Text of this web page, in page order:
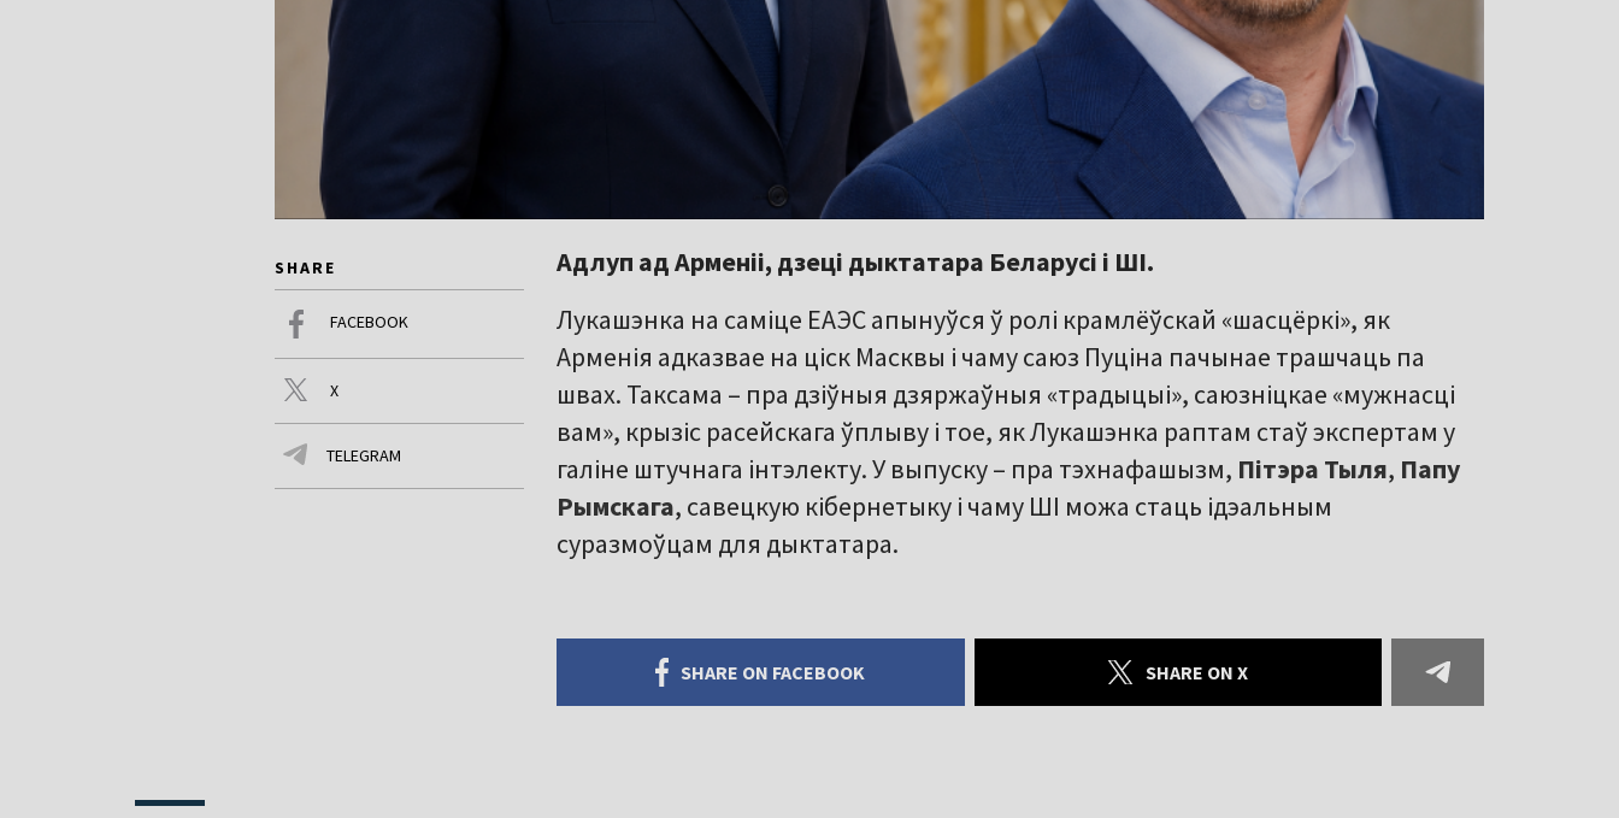
SHARE
FACEBOOK
X
TELEGRAM
Адлуп ад Арменіі, дзеці дыктатара Беларусі і ШІ.
Лукашэнка на саміце ЕАЭС апынуўся ў ролі крамлёўскай «шасцёркі», як
Арменія адказвае на ціск Масквы і чаму саюз Пуціна пачынае трашчаць па
швах. Таксама – пра дзіўныя дзяржаўныя «традыцыі», саюзніцкае «мужнасці
вам», крызіс расейскага ўплыву і тое, як Лукашэнка раптам стаў экспертам у
галіне штучнага інтэлекту. У выпуску – пра тэхнафашызм, Пітэра Тыля, Папу
Рымскага, савецкую кібернетыку і чаму ШІ можа стаць ідэальным
суразмоўцам для дыктатара.
SHARE ON FACEBOOK SHARE ON X